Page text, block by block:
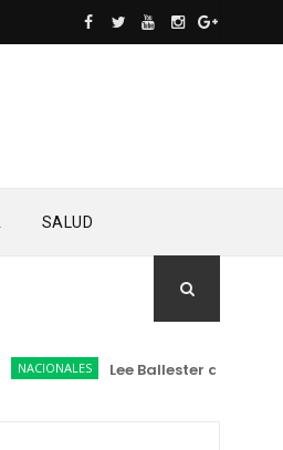
SALUD
NACIONALES Lee Ballester a los que